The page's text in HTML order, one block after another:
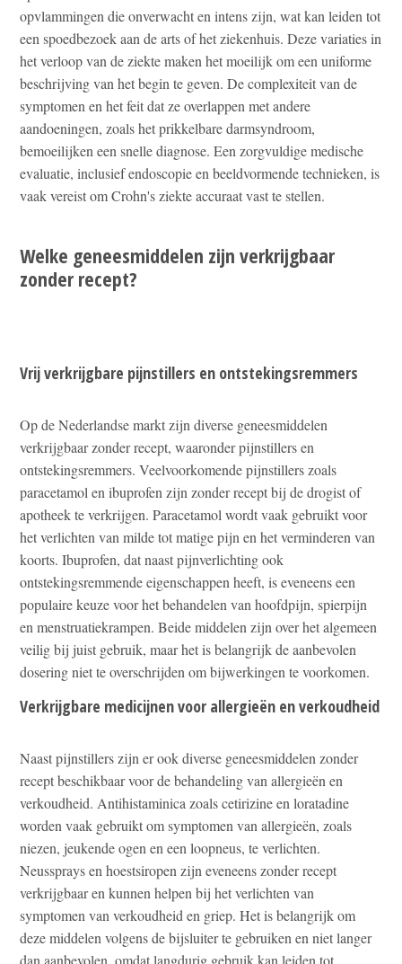
opvlammingen die onverwacht en intens zijn, wat kan leiden tot
een spoedbezoek aan de arts of het ziekenhuis. Deze variaties in
het verloop van de ziekte maken het moeilijk om een uniforme
beschrijving van het begin te geven. De complexiteit van de
symptomen en het feit dat ze overlappen met andere
aandoeningen, zoals het prikkelbare darmsyndroom,
bemoeilijken een snelle diagnose. Een zorgvuldige medische
evaluatie, inclusief endoscopie en beeldvormende technieken, is
vaak vereist om Crohn's ziekte accuraat vast te stellen.
Welke geneesmiddelen zijn verkrijgbaar
zonder recept?
Vrij verkrijgbare pijnstillers en ontstekingsremmers
Op de Nederlandse markt zijn diverse geneesmiddelen
verkrijgbaar zonder recept, waaronder pijnstillers en
ontstekingsremmers. Veelvoorkomende pijnstillers zoals
paracetamol en ibuprofen zijn zonder recept bij de drogist of
apotheek te verkrijgen. Paracetamol wordt vaak gebruikt voor
het verlichten van milde tot matige pijn en het verminderen van
koorts. Ibuprofen, dat naast pijnverlichting ook
ontstekingsremmende eigenschappen heeft, is eveneens een
populaire keuze voor het behandelen van hoofdpijn, spierpijn
en menstruatiekrampen. Beide middelen zijn over het algemeen
veilig bij juist gebruik, maar het is belangrijk de aanbevolen
dosering niet te overschrijden om bijwerkingen te voorkomen.
Verkrijgbare medicijnen voor allergieën en verkoudheid
Naast pijnstillers zijn er ook diverse geneesmiddelen zonder
recept beschikbaar voor de behandeling van allergieën en
verkoudheid. Antihistaminica zoals cetirizine en loratadine
worden vaak gebruikt om symptomen van allergieën, zoals
niezen, jeukende ogen en een loopneus, te verlichten.
Neussprays en hoestsiropen zijn eveneens zonder recept
verkrijgbaar en kunnen helpen bij het verlichten van
symptomen van verkoudheid en griep. Het is belangrijk om
deze middelen volgens de bijsluiter te gebruiken en niet langer
dan aanbevolen, omdat langdurig gebruik kan leiden tot